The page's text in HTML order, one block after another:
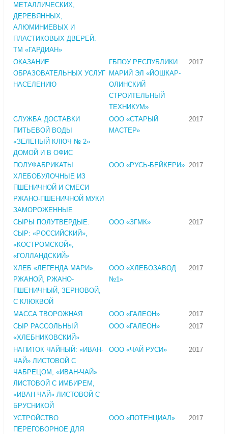
МЕТАЛЛИЧЕСКИХ,
ДЕРЕВЯННЫХ,
АЛЮМИНИЕВЫХ И
ПЛАСТИКОВЫХ ДВЕРЕЙ.
ТМ «ГАРДИАН»
ОКАЗАНИЕ
ОБРАЗОВАТЕЛЬНЫХ УСЛУГ
НАСЕЛЕНИЮ
ГБПОУ РЕСПУБЛИКИ
МАРИЙ ЭЛ «ЙОШКАР-
ОЛИНСКИЙ
СТРОИТЕЛЬНЫЙ
ТЕХНИКУМ»
2017
СЛУЖБА ДОСТАВКИ
ПИТЬЕВОЙ ВОДЫ
«ЗЕЛЕНЫЙ КЛЮЧ № 2»
ДОМОЙ И В ОФИС
ООО «СТАРЫЙ
МАСТЕР»
2017
ПОЛУФАБРИКАТЫ
ХЛЕБОБУЛОЧНЫЕ ИЗ
ПШЕНИЧНОЙ И СМЕСИ
РЖАНО-ПШЕНИЧНОЙ МУКИ
ЗАМОРОЖЕННЫЕ
ООО «РУСЬ-БЕЙКЕРИ» 2017
СЫРЫ ПОЛУТВЕРДЫЕ.
СЫР: «РОССИЙСКИЙ»,
«КОСТРОМСКОЙ»,
«ГОЛЛАНДСКИЙ»
ООО «ЗГМК» 2017
ХЛЕБ «ЛЕГЕНДА МАРИ»:
РЖАНОЙ, РЖАНО-
ПШЕНИЧНЫЙ, ЗЕРНОВОЙ,
С КЛЮКВОЙ
ООО «ХЛЕБОЗАВОД
№1»
2017
МАССА ТВОРОЖНАЯ ООО «ГАЛЕОН»
2017
СЫР РАССОЛЬНЫЙ
«ХЛЕБНИКОВСКИЙ»
ООО «ГАЛЕОН» 2017
НАПИТОК ЧАЙНЫЙ: «ИВАН-
ЧАЙ» ЛИСТОВОЙ С
ЧАБРЕЦОМ, «ИВАН-ЧАЙ»
ЛИСТОВОЙ С ИМБИРЕМ,
«ИВАН-ЧАЙ» ЛИСТОВОЙ С
БРУСНИКОЙ
ООО «ЧАЙ РУСИ» 2017
УСТРОЙСТВО
ПЕРЕГОВОРНОЕ ДЛЯ
ООО «ПОТЕНЦИАЛ» 2017